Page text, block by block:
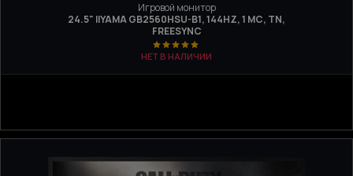
Игровой монитор
24.5" IIYAMA GB2560HSU-B1, 144HZ, 1 МС, TN,
FREESYNC
НЕТ В НАЛИЧИИ